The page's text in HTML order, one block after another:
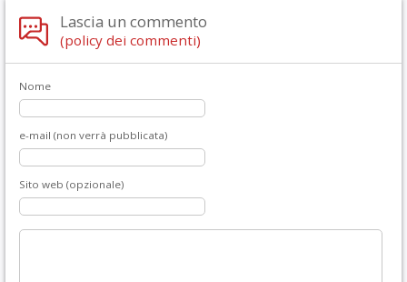
Lascia un commento
(policy dei commenti)
Nome
e-mail (non verrà pubblicata)
Sito web (opzionale)